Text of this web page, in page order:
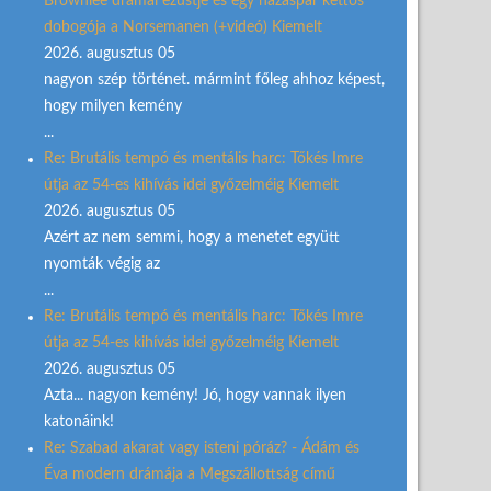
dobogója a Norsemanen (+videó) Kiemelt
2026. augusztus 05
nagyon szép történet. mármint főleg ahhoz képest,
hogy milyen kemény
...
Re: Brutális tempó és mentális harc: Tőkés Imre
útja az 54-es kihívás idei győzelméig Kiemelt
2026. augusztus 05
Azért az nem semmi, hogy a menetet együtt
nyomták végig az
...
Re: Brutális tempó és mentális harc: Tőkés Imre
útja az 54-es kihívás idei győzelméig Kiemelt
2026. augusztus 05
Azta... nagyon kemény! Jó, hogy vannak ilyen
katonáink!
Re: Szabad akarat vagy isteni póráz? - Ádám és
Éva modern drámája a Megszállottság című